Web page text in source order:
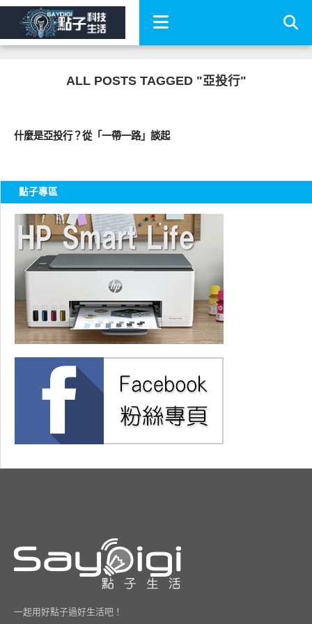
ALL POSTS TAGGED "亞投行"
什麼是亞投行？從「一帶一路」談起
點子專區
一起用好點子過好生活吧！